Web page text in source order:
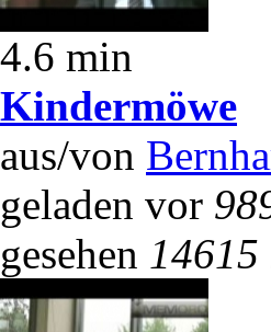
4.6 min
Kindermöwe
aus/von
geladen vor
gesehen 14615